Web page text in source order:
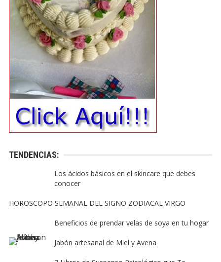
TENDENCIAS:
Los ácidos básicos en el skincare que debes
conocer
HOROSCOPO SEMANAL DEL SIGNO ZODIACAL VIRGO
Beneficios de prendar velas de soya en tu hogar
Jabón artesanal de Miel y Avena